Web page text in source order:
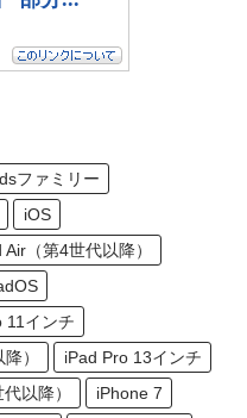
ファミリー
iOS
Air（第4世代以降）
11インチ
）
iPad Pro 13インチ
以降）
iPhone 7